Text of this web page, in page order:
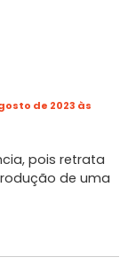
de 2023 às
pois retrata
de uma